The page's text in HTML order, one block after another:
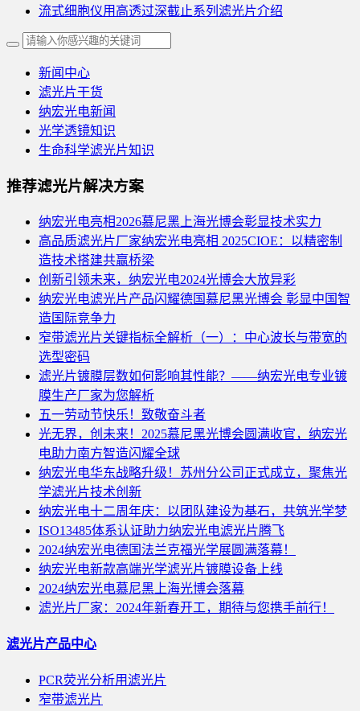
流式细胞仪用高透过深截止系列滤光片介绍
新闻中心
滤光片干货
纳宏光电新闻
光学透镜知识
生命科学滤光片知识
推荐滤光片解决方案
纳宏光电亮相2026慕尼黑上海光博会彰显技术实力
高品质滤光片厂家纳宏光电亮相 2025CIOE：以精密制
造技术搭建共赢桥梁
创新引领未来，纳宏光电2024光博会大放异彩
纳宏光电滤光片产品闪耀德国慕尼黑光博会 彰显中国智
造国际竞争力
窄带滤光片关键指标全解析（一）：中心波长与带宽的
选型密码
滤光片镀膜层数如何影响其性能？——纳宏光电专业镀
膜生产厂家为您解析
五一劳动节快乐！致敬奋斗者
光无界，创未来！2025慕尼黑光博会圆满收官，纳宏光
电助力南方智造闪耀全球
纳宏光电华东战略升级！苏州分公司正式成立，聚焦光
学滤光片技术创新
纳宏光电十二周年庆：以团队建设为基石，共筑光学梦
ISO13485体系认证助力纳宏光电滤光片腾飞
2024纳宏光电德国法兰克福光学展圆满落幕！
纳宏光电新款高端光学滤光片镀膜设备上线
2024纳宏光电慕尼黑上海光博会落幕
滤光片厂家：2024年新春开工，期待与您携手前行！
滤光片产品中心
PCR荧光分析用滤光片
窄带滤光片